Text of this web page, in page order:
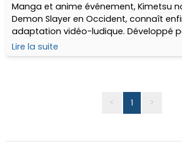
Manga et anime événement, Kimetsu
Demon Slayer en Occident, connaît
adaptation vidéo-ludique. Développé
CyberConnect2, à qui l'on doit
différents épisodes de Naruto ou en
Lire la suite
< 1 >